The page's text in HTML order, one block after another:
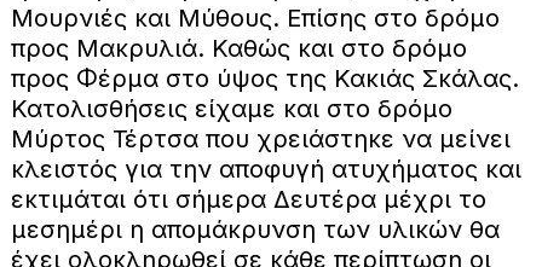
Μουρνιές και Μύθους. Επίσης στο δρόμο
προς Μακρυλιά. Καθώς και στο δρόμο
προς Φέρμα στο ύψος της Κακιάς Σκάλας.
Κατολισθήσεις είχαμε και στο δρόμο
Μύρτος Τέρτσα που χρειάστηκε να μείνει
κλειστός για την αποφυγή ατυχήματος και
εκτιμάται ότι σήμερα Δευτέρα μέχρι το
μεσημέρι η απομάκρυνση των υλικών θα
έχει ολοκληρωθεί σε κάθε περίπτωση οι